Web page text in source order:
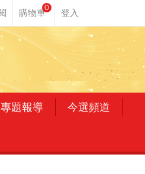
0
專題報導 今選頻道